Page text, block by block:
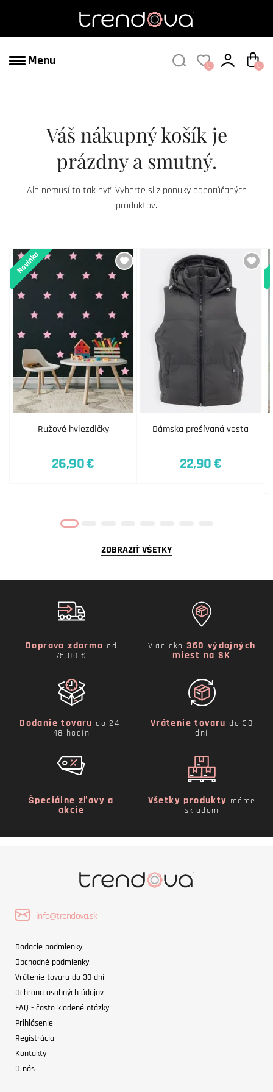
Menu 0 0
Váš nákupný košík je
prázdny a smutný.
Ale nemusí to tak byť. Vyberte si z ponuky odporúčaných
produktov.
Ružové hviezdičky
Novinka
26,90 €
Dámska prešívaná vesta
22,90 €
ZOBRAZIŤ VŠETKY
Doprava zdarma od
75,00 €
Viac ako360 výdajných
miest na SK
Dodanie tovaru do 24-
48 hodín
Vrátenie tovaru do 30
dní
Špeciálne zľavy a
akcie
Všetky produkty máme
skladom
info@trendova.sk
Dodacie podmienky
Obchodné podmienky
Vrátenie tovaru do 30 dní
Ochrana osobných údajov
FAQ - často kladené otázky
Prihlásenie
Registrácia
Kontakty
O nás